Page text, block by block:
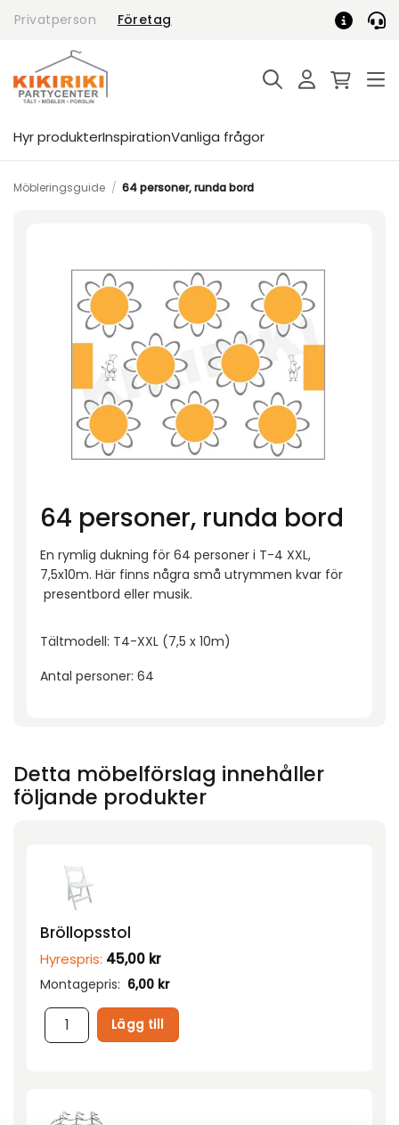
Privatperson Företag
Hyr produkterInspirationVanliga frågor
Möbleringsguide / 64 personer, runda bord
64 personer, runda bord
En rymlig dukning för 64 personer i T-4 XXL,
7,5x10m. Här finns några små utrymmen kvar för
presentbord eller musik.
Tältmodell: T4-XXL (7,5 x 10m)
Antal personer: 64
Detta möbelförslag innehåller
följande produkter
Bröllopsstol
Hyrespris: 45,00 kr
Montagepris: 6,00 kr
Lägg till